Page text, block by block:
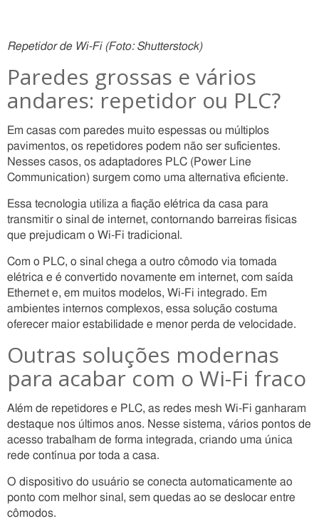
Repetidor de Wi-Fi (Foto: Shutterstock)
Paredes grossas e vários
andares: repetidor ou PLC?
Em casas com paredes muito espessas ou múltiplos
pavimentos, os repetidores podem não ser suficientes.
Nesses casos, os adaptadores PLC (Power Line
Communication) surgem como uma alternativa eficiente.
Essa tecnologia utiliza a fiação elétrica da casa para
transmitir o sinal de internet, contornando barreiras físicas
que prejudicam o Wi-Fi tradicional.
Com o PLC, o sinal chega a outro cômodo via tomada
elétrica e é convertido novamente em internet, com saída
Ethernet e, em muitos modelos, Wi-Fi integrado. Em
ambientes internos complexos, essa solução costuma
oferecer maior estabilidade e menor perda de velocidade.
Outras soluções modernas
para acabar com o Wi-Fi fraco
Além de repetidores e PLC, as redes mesh Wi-Fi ganharam
destaque nos últimos anos. Nesse sistema, vários pontos de
acesso trabalham de forma integrada, criando uma única
rede contínua por toda a casa.
O dispositivo do usuário se conecta automaticamente ao
ponto com melhor sinal, sem quedas ao se deslocar entre
cômodos.